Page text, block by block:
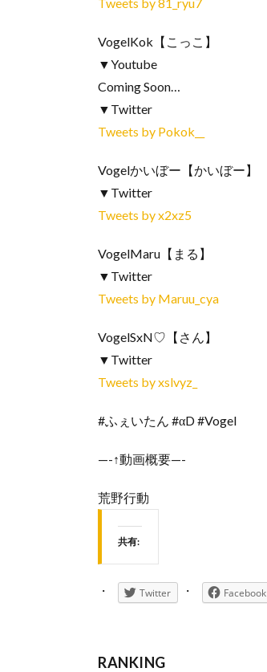
VogelKok【こっこ】
▼Youtube
Coming Soon…
▼Twitter
Tweets by Pokok__
Vogelかいぼー【かいぼー】
▼Twitter
Tweets by x2xz5
VogelMaru【まる】
▼Twitter
Tweets by Maruu_cya
VogelSxN♡【さん】
▼Twitter
Tweets by xslvyz_
#ふぇいたん #αD #Vogel
—-↑動画概要—-
荒野行動
共有:
Twitter Facebook
RANKING